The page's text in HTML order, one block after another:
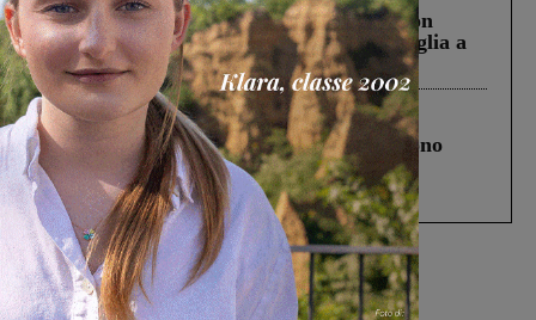
Scomparso da una struttura di Castiglion
Fiorentino l’uomo che aveva ucciso la figlia a
Levane nel 2020
Cronaca 4 Agosto 2026
Un anno fa la strage in A1 in cui morirono
Gianni, Giulia e Franco. Lo schianto, il
processo, lo stop ai sorpassi fra tir....